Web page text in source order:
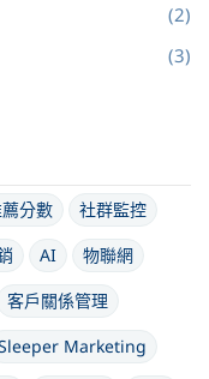
(2)
(3)
分數
社群監控
AI
物聯網
客戶關係管理
Marketing